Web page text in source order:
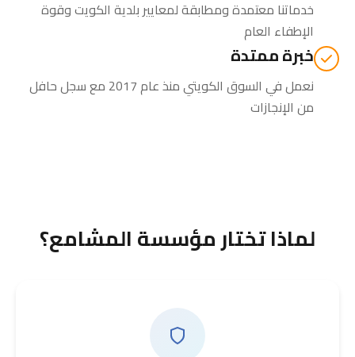
خدماتنا معتمدة ومطابقة لمعايير بلدية الكويت وقوة
الإطفاء العام
خبرة ممتدة
نعمل في السوق الكويتي منذ عام 2017 مع سجل حافل
من الإنجازات
لماذا تختار مؤسسة المشامع؟